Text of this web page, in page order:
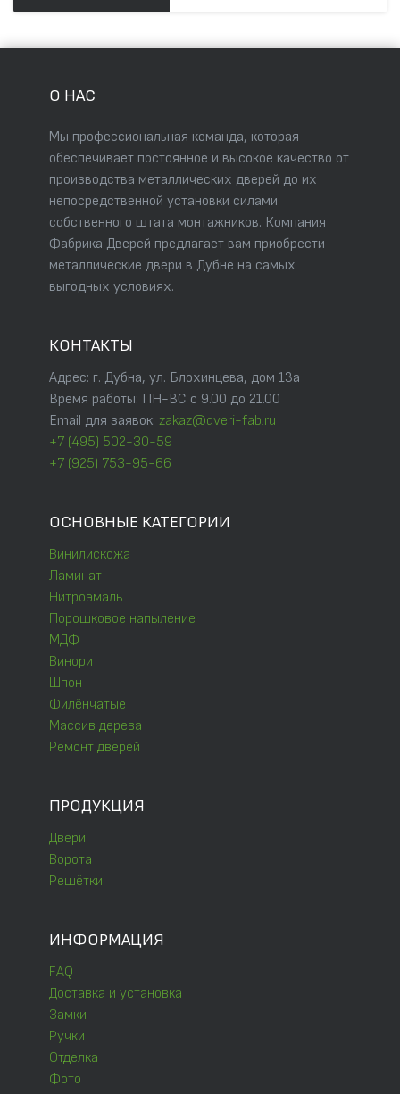
О НАС
Мы профессиональная команда, которая
обеспечивает постоянное и высокое качество от
производства металлических дверей до их
непосредственной установки силами
собственного штата монтажников. Компания
Фабрика Дверей предлагает вам приобрести
металлические двери в Дубне на самых
выгодных условиях.
КОНТАКТЫ
Адрес: г. Дубна, ул. Блохинцева, дом 13а
Время работы: ПН-ВС с 9.00 до 21.00
Email для заявок: zakaz@dveri-fab.ru
+7 (495) 502-30-59
+7 (925) 753-95-66
ОСНОВНЫЕ КАТЕГОРИИ
Винилискожа
Ламинат
Нитроэмаль
Порошковое напыление
МДФ
Винорит
Шпон
Филёнчатые
Массив дерева
Ремонт дверей
ПРОДУКЦИЯ
Двери
Ворота
Решётки
ИНФОРМАЦИЯ
FAQ
Доставка и установка
Замки
Ручки
Отделка
Фото